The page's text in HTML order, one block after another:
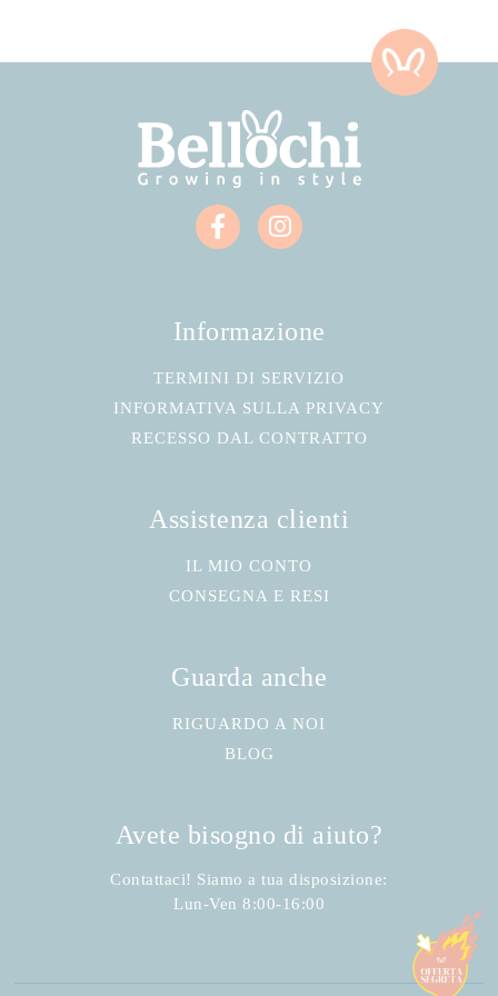
Informazione
TERMINI DI SERVIZIO
INFORMATIVA SULLA PRIVACY
RECESSO DAL CONTRATTO
Assistenza clienti
IL MIO CONTO
CONSEGNA E RESI
Guarda anche
RIGUARDO A NOI
BLOG
Avete bisogno di aiuto?
Contattaci! Siamo a tua disposizione:
Lun-Ven 8:00-16:00